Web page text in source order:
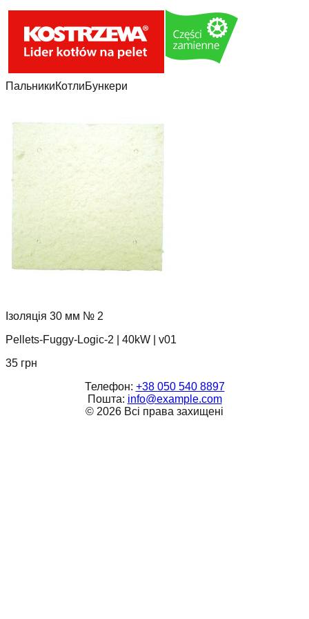
ПальникиКотлиБункери
Ізоляція 30 мм № 2
Pellets-Fuggy-Logic-2
40kW
v01
35 грн
Телефон: +38 050 540 8897
Пошта: info@example.com
© 2026 Всі права захищені